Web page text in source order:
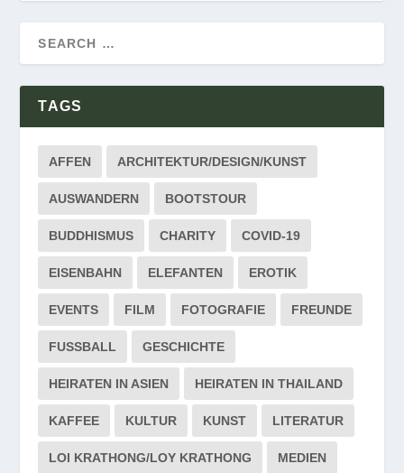
TAGS
AFFEN ARCHITEKTUR/DESIGN/KUNST
AUSWANDERN BOOTSTOUR
BUDDHISMUS CHARITY COVID-19
EISENBAHN ELEFANTEN EROTIK
EVENTS FILM FOTOGRAFIE FREUNDE
FUSSBALL GESCHICHTE
HEIRATEN IN ASIEN HEIRATEN IN THAILAND
KAFFEE KULTUR KUNST LITERATUR
LOI KRATHONG/LOY KRATHONG MEDIEN